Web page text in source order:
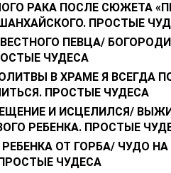
РАКА ПОСЛЕ СЮЖЕТА
ПРОСТЫЕ
ПЕВЦА/
ЧУДЕСА
В ХРАМЕ Я ВСЕГДА
ПРОСТЫЕ ЧУДЕСА
И ИСЦЕЛИЛСЯ/
РЕБЕНКА. ПРОСТЫЕ
ОТ ГОРБА/ ЧУДО
ЧУДЕСА